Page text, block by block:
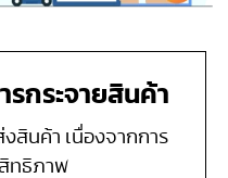
รกระจายสินค้า
งสินค้า เนื่องจากการ
ทธิภาพ